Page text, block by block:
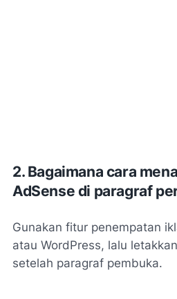
2. Bagaimana cara
AdSense di paragraf
Gunakan fitur penempatan
atau WordPress, lalu
setelah paragraf pembuka.